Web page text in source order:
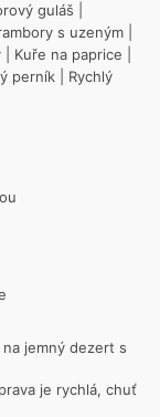
guláš
s uzeným
Kuře na paprice
perník
Rychlý
jemný dezert s
je rychlá, chuť